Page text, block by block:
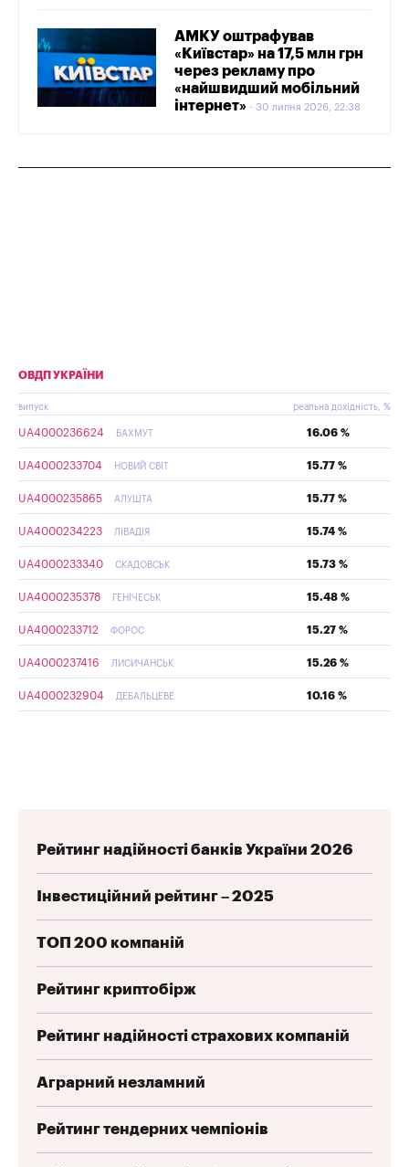
АМКУ оштрафував
«Київстар» на 17,5 млн грн
через рекламу про
«найшвидший мобільний
інтернет»
30 липня 2026, 22:38
ОВДП УКРАЇНИ
випуск реальна дохідність, %
UA4000236624 БАХМУТ 16.06 %
UA4000233704 НОВИЙ СВІТ 15.77 %
UA4000235865 АЛУШТА 15.77 %
UA4000234223 ЛІВАДІЯ 15.74 %
UA4000233340 СКАДОВСЬК 15.73 %
UA4000235378 ГЕНІЧЕСЬК 15.48 %
UA4000233712 ФОРОС 15.27 %
UA4000237416 ЛИСИЧАНСЬК 15.26 %
UA4000232904 ДЕБАЛЬЦЕВЕ 10.16 %
Рейтинг надійності банків України 2026
Інвестиційний рейтинг – 2025
ТОП 200 компаній
Рейтинг криптобірж
Рейтинг надійності страхових компаній
Аграрний незламний
Рейтинг тендерних чемпіонів